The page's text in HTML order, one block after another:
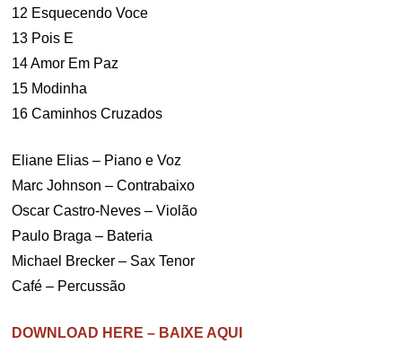
12 Esquecendo Voce
13 Pois E
14 Amor Em Paz
15 Modinha
16 Caminhos Cruzados
Eliane Elias – Piano e Voz
Marc Johnson – Contrabaixo
Oscar Castro-Neves – Violão
Paulo Braga – Bateria
Michael Brecker – Sax Tenor
Café – Percussão
DOWNLOAD HERE – BAIXE AQUI